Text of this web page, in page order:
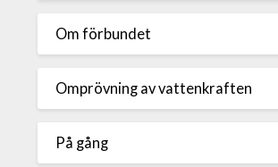
Om förbundet
Omprövning av vattenkraften
På gång